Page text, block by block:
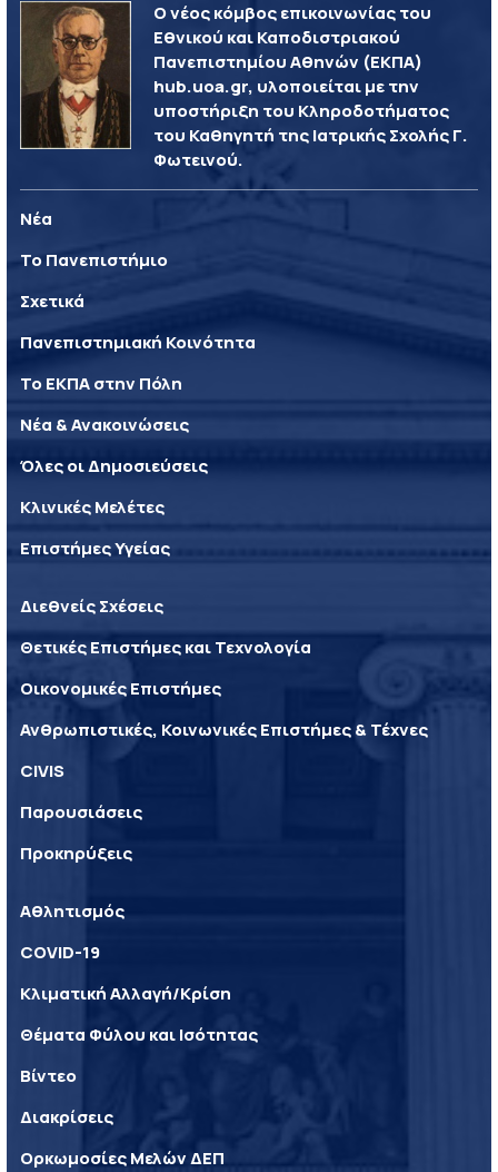
Ο νέος κόμβος επικοινωνίας του
Εθνικού και Καποδιστριακού
Πανεπιστημίου Αθηνών (ΕΚΠΑ)
hub.uoa.gr, υλοποιείται με την
υποστήριξη του Κληροδοτήματος
του Καθηγητή της Ιατρικής Σχολής Γ.
Φωτεινού.
Νέα
Το Πανεπιστήμιο
Σχετικά
Πανεπιστημιακή Κοινότητα
Το ΕΚΠΑ στην Πόλη
Νέα & Ανακοινώσεις
Όλες οι Δημοσιεύσεις
Κλινικές Μελέτες
Επιστήμες Υγείας
Διεθνείς Σχέσεις
Θετικές Επιστήμες και Τεχνολογία
Οικονομικές Επιστήμες
Ανθρωπιστικές, Κοινωνικές Επιστήμες & Τέχνες
CIVIS
Παρουσιάσεις
Προκηρύξεις
Αθλητισμός
COVID-19
Κλιματική Αλλαγή/Κρίση
Θέματα Φύλου και Ισότητας
Βίντεο
Διακρίσεις
Ορκωμοσίες Μελών ΔΕΠ